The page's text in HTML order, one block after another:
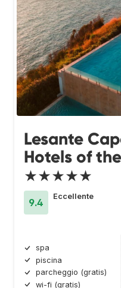
Lesante
Hotels of
★★★★★
9.4
Eccellente
spa
piscina
parcheggio (gratis)
wi-fi (gratis)